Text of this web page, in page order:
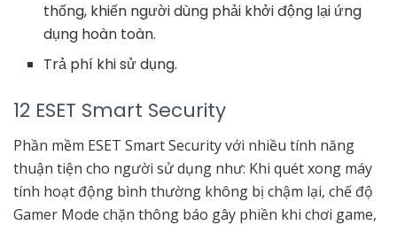
thống, khiến người dùng phải khởi động lại ứng
dụng hoàn toàn.
Trả phí khi sử dụng.
12 ESET Smart Security
Phần mềm ESET Smart Security với nhiều tính năng
thuận tiện cho người sử dụng như: Khi quét xong máy
tính hoạt động bình thường không bị chậm lại, chế độ
Gamer Mode chặn thông báo gây phiền khi chơi game,